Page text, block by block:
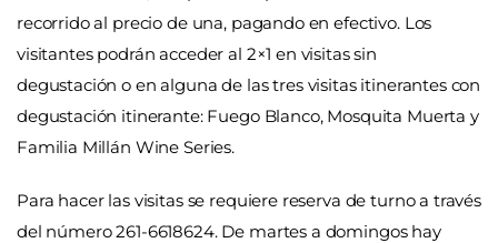
recorrido al precio de una, pagando en efectivo. Los
visitantes podrán acceder al 2×1 en visitas sin
degustación o en alguna de las tres visitas itinerantes con
degustación itinerante: Fuego Blanco, Mosquita Muerta y
Familia Millán Wine Series.
Para hacer las visitas se requiere reserva de turno a través
del número 261-6618624. De martes a domingos hay